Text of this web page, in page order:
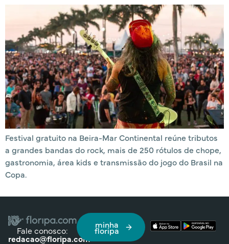
Festival gratuito na Beira-Mar Continental reúne tributos
a grandes bandas do rock, mais de 250 rótulos de chope,
gastronomia, área kids e transmissão do jogo do Brasil na
Copa.
Fale conosco:
redacao@floripa.com
minha
floripa